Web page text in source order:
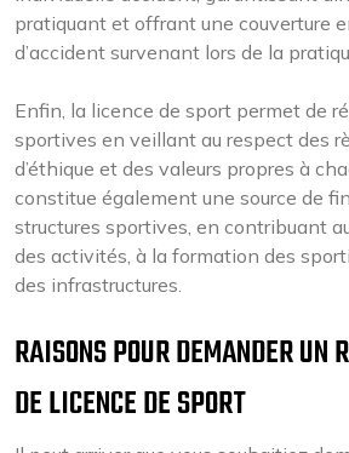
pratiquant et offrant une couverture
d’accident survenant lors de la
Enfin, la licence de sport permet de
sportives en veillant au respect des
d’éthique et des valeurs propres à
constitue également une source de
structures sportives, en contribuant
des activités, à la formation des
des infrastructures.
RAISONS POUR DEMANDER UN
DE LICENCE DE SPORT